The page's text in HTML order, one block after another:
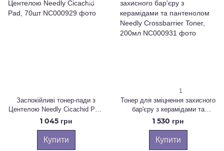
Заспокійливі тонер-пади з
Центелою Needly Cicachid Pad,
70шт
1 045 грн
Купити
1
Тонер для зміцнення захисного
бар'єру з керамідами та
пантенолом Needly Crossbarrier
Toner, 200мл
1 530 грн
Купити